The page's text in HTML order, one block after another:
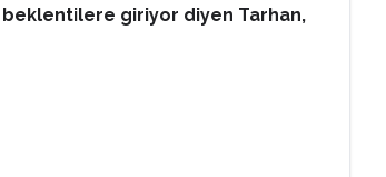
beklentilere giriyor diyen Tarhan,